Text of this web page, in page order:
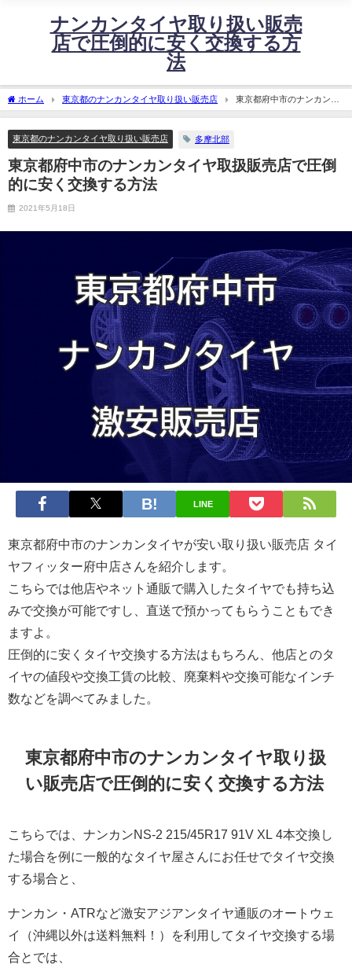
ナンカンタイヤ取り扱い販売
店で圧倒的に安く交換する方
法
ホーム 東京都のナンカンタイヤ取り扱い販売店
東京都府中市のナンカンタ
イヤ取扱販売店で圧倒的に安く交換する方法
東京都のナンカンタイヤ取り扱い販売店 多摩北部
東京都府中市のナンカンタイヤ取扱販売店で圧倒
的に安く交換する方法
2021年5月18日
LINE
東京都府中市のナンカンタイヤが安い取り扱い販売店 タイ
ヤフィッター府中店さんを紹介します。
こちらでは他店やネット通販で購入したタイヤでも持ち込
みで交換が可能ですし、直送で預かってもらうこともでき
ますよ。
圧倒的に安くタイヤ交換する方法はもちろん、他店とのタ
イヤの値段や交換工賃の比較、廃棄料や交換可能なインチ
数などを調べてみました。
東京都府中市のナンカンタイヤ取り扱
い販売店で圧倒的に安く交換する方法
こちらでは、ナンカンNS-2 215/45R17 91V XL 4本交換し
た場合を例に一般的なタイヤ屋さんにお任せでタイヤ交換
する場合と、
ナンカン・ATRなど激安アジアンタイヤ通販のオートウェ
イ（沖縄以外は送料無料！）を利用してタイヤ交換する場
合とでは、